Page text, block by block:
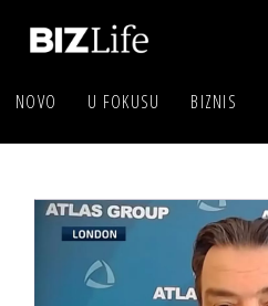
NOVO U FOKUSU BIZNIS